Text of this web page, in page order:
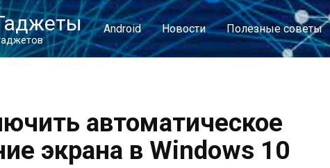
Android Новости Полезные советы
автоматическое
экрана в Windows 10